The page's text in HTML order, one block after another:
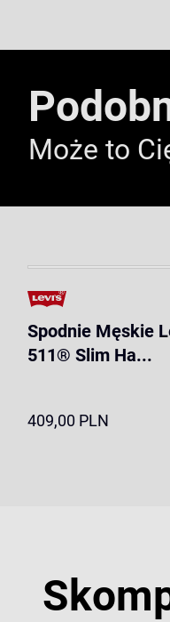
Może to
Spodnie Męskie
511® Slim Ha...
409,00 PLN